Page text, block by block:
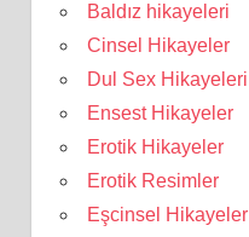
Baldız hikayeleri
Cinsel Hikayeler
Dul Sex Hikayeleri
Ensest Hikayeler
Erotik Hikayeler
Erotik Resimler
Eşcinsel Hikayeler